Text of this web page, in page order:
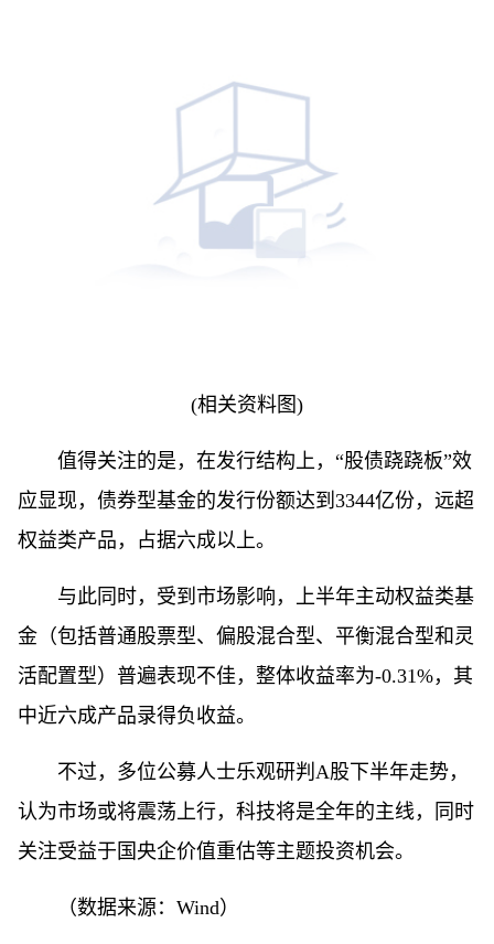
(相关资料图)
值得关注的是，在发行结构上，“股债跷跷板”效
应显现，债券型基金的发行份额达到3344亿份，远超
权益类产品，占据六成以上。
与此同时，受到市场影响，上半年主动权益类基
金（包括普通股票型、偏股混合型、平衡混合型和灵
活配置型）普遍表现不佳，整体收益率为-0.31%，其
中近六成产品录得负收益。
不过，多位公募人士乐观研判A股下半年走势，
认为市场或将震荡上行，科技将是全年的主线，同时
关注受益于国央企价值重估等主题投资机会。
（数据来源：Wind）